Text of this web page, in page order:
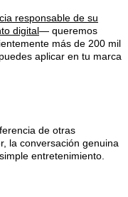
responsable de su
digital— queremos
más de 200 mil
aplicar en tu marca
de otras
la conversación genuina
entretenimiento.